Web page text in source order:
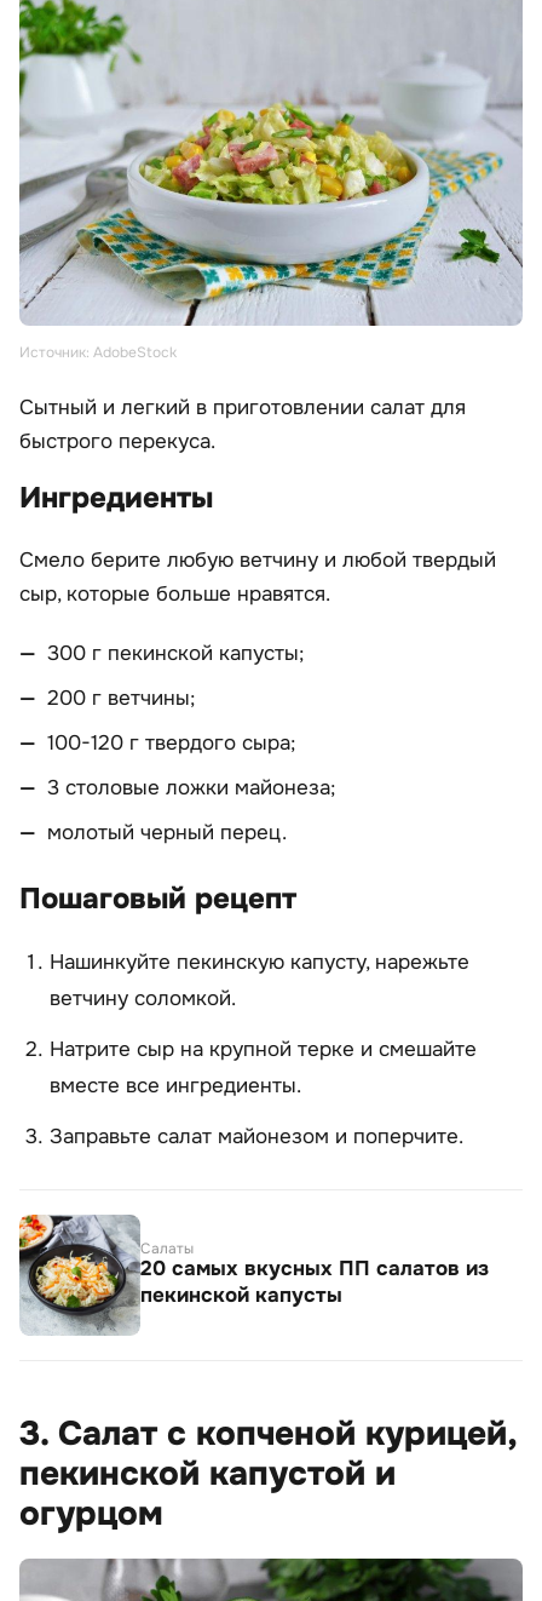
Источник: AdobeStock
Сытный и легкий в приготовлении салат для
быстрого перекуса.
Ингредиенты
Смело берите любую ветчину и любой твердый
сыр, которые больше нравятся.
300 г пекинской капусты;
200 г ветчины;
100-120 г твердого сыра;
3 столовые ложки майонеза;
молотый черный перец.
Пошаговый рецепт
Нашинкуйте пекинскую капусту, нарежьте
ветчину соломкой.
Натрите сыр на крупной терке и смешайте
вместе все ингредиенты.
Заправьте салат майонезом и поперчите.
Салаты
20 самых вкусных ПП салатов из
пекинской капусты
3. Салат с копченой курицей,
пекинской капустой и
огурцом